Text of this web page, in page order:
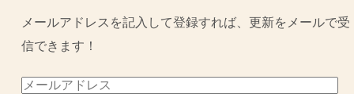
メールアドレスを記入して登録すれば、更新をメールで受
信できます！
メ